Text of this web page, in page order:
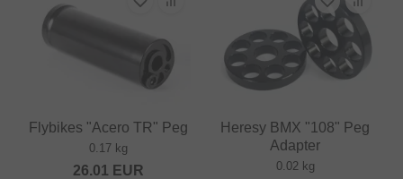
Flybikes "Acero TR" Peg
0.17 kg
26.01 EUR
Heresy BMX "108" Peg
Adapter
0.02 kg